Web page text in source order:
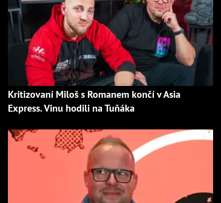
Kritizovaní Miloš s Romanem končí v Asia
Express. Vinu hodili na Tuňáka